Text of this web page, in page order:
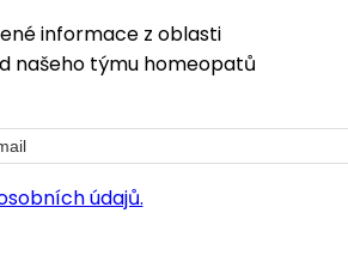
informace z oblasti
našeho týmu homeopatů
údajů.